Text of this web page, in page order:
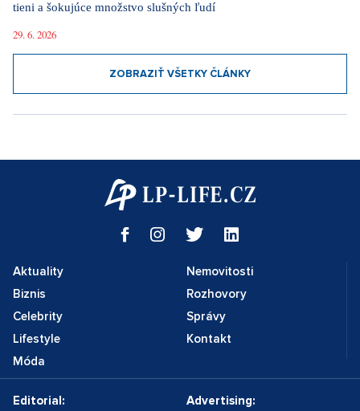
tieni a šokujúce množstvo slušných ľudí
29. 6. 2026
ZOBRAZIŤ VŠETKY ČLÁNKY
Aktuality
Biznis
Celebrity
Lifestyle
Móda
Nemovitosti
Rozhovory
Správy
Kontakt
Editorial: Advertising: